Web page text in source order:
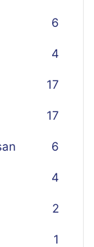
6
4
17
17
6
4
2
1